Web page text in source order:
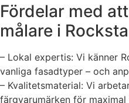
Fördelar med
målare i Rocksta
– Lokal expertis: Vi känner
vanliga fasadtyper – och
– Kvalitetsmaterial: Vi
färgvarumärken för